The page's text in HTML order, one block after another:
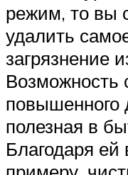
режим, то вы
удалить
загрязнение
Возможность
повышенного
полезная в
Благодаря